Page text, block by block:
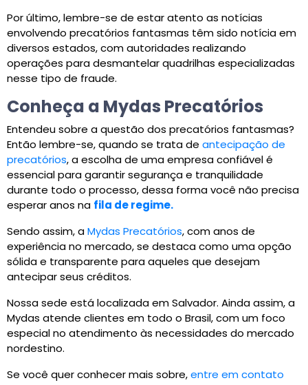
Por último, lembre-se de estar atento as notícias
envolvendo precatórios fantasmas têm sido notícia em
diversos estados, com autoridades realizando
operações para desmantelar quadrilhas especializadas
nesse tipo de fraude.
Conheça a Mydas Precatórios
Entendeu sobre a questão dos precatórios fantasmas?
Então lembre-se, quando se trata de antecipação de
precatórios, a escolha de uma empresa confiável é
essencial para garantir segurança e tranquilidade
durante todo o processo, dessa forma você não precisa
esperar anos na fila de regime.
Sendo assim, aMydas Precatórios, com anos de
experiência no mercado, se destaca como uma opção
sólida e transparente para aqueles que desejam
antecipar seus créditos.
Nossa sede está localizada em Salvador. Ainda assim, a
Mydas atende clientes em todo o Brasil, com um foco
especial no atendimento às necessidades do mercado
nordestino.
Se você quer conhecer mais sobre,entre em contato